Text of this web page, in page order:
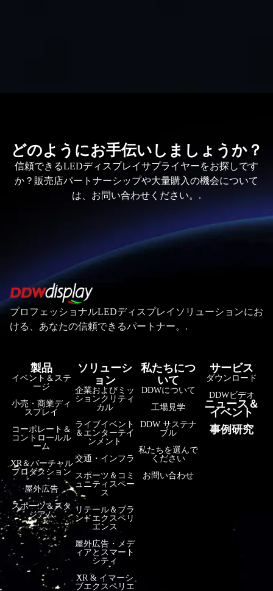
どのようにお手伝いしましょうか？
信頼できるLEDディスプレイサプライヤーをお探しです
か？販売店パートナーシップや大量購入の機会について
は、お問い合わせください。.
プロフェッショナルLEDディスプレイソリューションにお
ける、あなたの信頼できるパートナー。.
製品
イベント＆ステ
ージ
小売・商業ディ
スプレイ
コーポレート＆
コントロールル
ーム
XR＆バーチャル
プロダクション
屋外広告
スポーツ＆スタ
ジアム
ソリューシ
ョン
企業およびミッ
ションクリティ
カル
ライブイベント
＆エンターテイ
ンメント
交通・インフラ
スポーツ＆コミ
ュニティスペー
ス
リテール＆ブラ
ンドエクスペリ
エンス
屋外広告・メデ
ィアとスマート
シティ
XR & イマーシ
ブエクスペリエ
私たちにつ
いて
DDWについて
工場見学
DDW サステナ
ブル
私たちを選んで
ください
お問い合わせ
サービス
ダウンロード
DDWビデオ
ニュース＆
イベント
事例研究
Bahasa Indonesia
हिन्दी
فارسی